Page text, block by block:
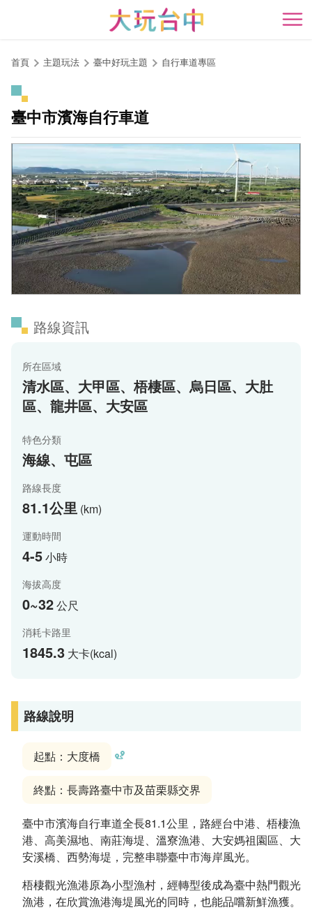
開
首頁 主題玩法 臺中好玩主題 自行車道專區
臺中市濱海自行車道
路線資訊
所在區域
清水區、大甲區、梧棲區、烏日區、大肚
區、龍井區、大安區
特色分類
海線、屯區
路線長度
81.1公里 (km)
運動時間
4-5小時
海拔高度
0~32公尺
消耗卡路里
1845.3 大卡(kcal)
路線說明
起點：大度橋
終點：長壽路臺中市及苗栗縣交界
臺中市濱海自行車道全長81.1公里，路經台中港、梧棲漁
港、高美濕地、南莊海堤、溫寮漁港、大安媽祖園區、大
安溪橋、西勢海堤，完整串聯臺中市海岸風光。
梧棲觀光漁港原為小型漁村，經轉型後成為臺中熱門觀光
漁港，在欣賞漁港海堤風光的同時，也能品嚐新鮮漁獲。